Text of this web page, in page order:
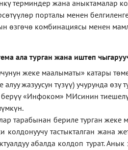
терминдер жана аныктамалар
порталы менен
өзгөчө комбинациясы менен
ала турган жана иштеп
жеке маалыматы» катары
жазуусун түзүү) учурунда
«Инфоком» МИсинин
тарабынан бериле турган
тастыкталган жана
абалда колдоп турат.